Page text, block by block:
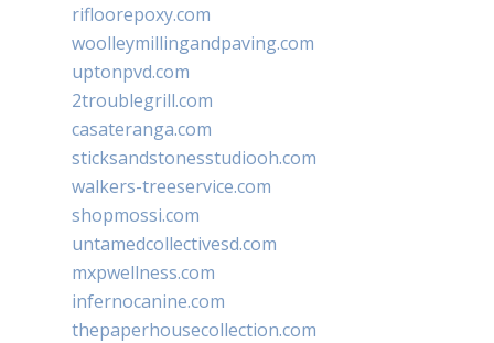
rifloorepoxy.com
woolleymillingandpaving.com
uptonpvd.com
2troublegrill.com
casateranga.com
sticksandstonesstudiooh.com
walkers-treeservice.com
shopmossi.com
untamedcollectivesd.com
mxpwellness.com
infernocanine.com
thepaperhousecollection.com